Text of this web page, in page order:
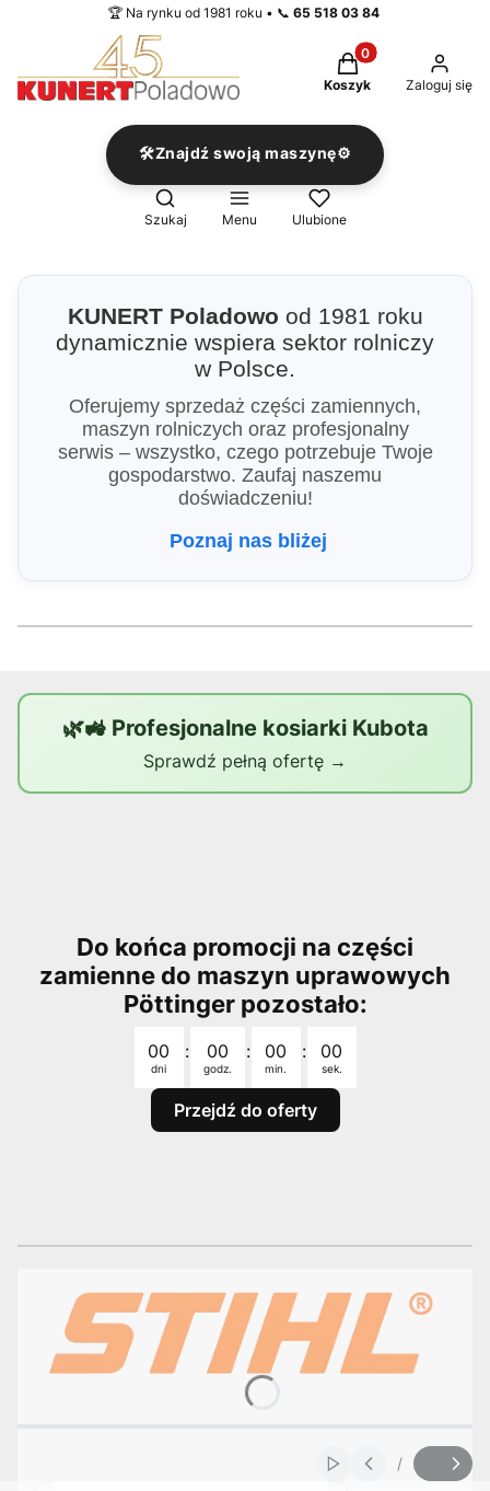
🏆 Na rynku od 1981 roku • 📞 65 518 03 84
Produkty w
Koszyk Zaloguj się
🛠️Znajdź swoją maszynę⚙️
Otwórz wyszukiwarkę
Szukaj Menu Ulubione
KUNERT Poladowo od 1981 roku
dynamicznie wspiera sektor rolniczy
w Polsce.
Oferujemy sprzedaż części zamiennych,
maszyn rolniczych oraz profesjonalny
serwis – wszystko, czego potrzebuje Twoje
gospodarstwo. Zaufaj naszemu
doświadczeniu!
Poznaj nas bliżej
🌿🚜 Profesjonalne kosiarki Kubota
Sprawdź pełną ofertę →
Do końca promocji na części
zamienne do maszyn uprawowych
Pöttinger pozostało:
00
dni
: 00
godz.
: 00
min.
: 00
sek.
Przejdź do oferty
Włącz Slajd
/
z